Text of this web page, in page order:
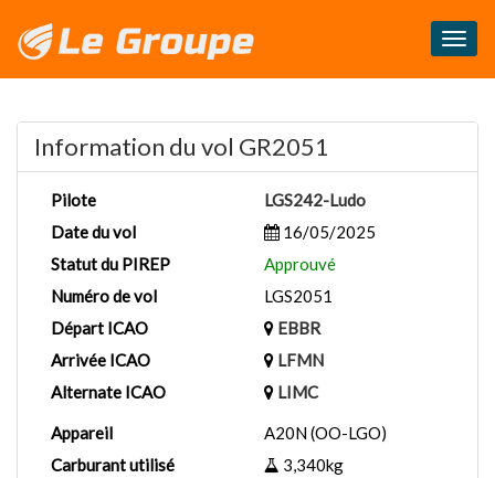
Information du vol GR2051
Pilote
LGS242-Ludo
Date du vol
16/05/2025
Statut du PIREP
Approuvé
Numéro de vol
LGS2051
Départ ICAO
EBBR
Arrivée ICAO
LFMN
Alternate ICAO
LIMC
Appareil
A20N (OO-LGO)
Carburant utilisé
3,340kg